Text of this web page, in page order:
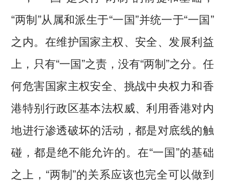
“两制”从属和派生于“一国”并统一于“一国”
之内。在维护国家主权、安全、发展利益
上，只有“一国”之责，没有“两制”之分。任
何危害国家主权安全、挑战中央权力和香
港特别行政区基本法权威、利用香港对内
地进行渗透破坏的活动，都是对底线的触
碰，都是绝不能允许的。在“一国”的基础
之上，“两制”的关系应该也完全可以做到